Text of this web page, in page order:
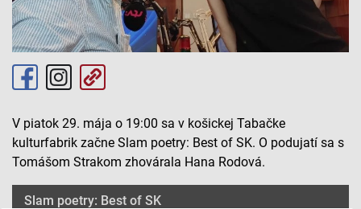
V piatok 29. mája o 19:00 sa v košickej Tabačke
kulturfabrik začne Slam poetry: Best of SK. O podujatí sa s
Tomášom Strakom zhovárala Hana Rodová.
Slam poetry: Best of SK